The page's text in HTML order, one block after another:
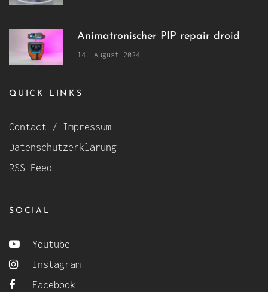
Animatronischer PIP repair droid
14. August 2024
QUICK LINKS
Contact / Impressum
Datenschutzerklärung
RSS Feed
SOCIAL
Youtube
Instagram
Facebook